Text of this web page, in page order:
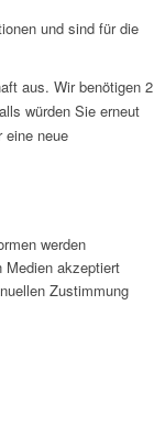
und sind für die
aus. Wir benötigen 2
würden Sie erneut
eine neue
werden
Medien akzeptiert
Zustimmung